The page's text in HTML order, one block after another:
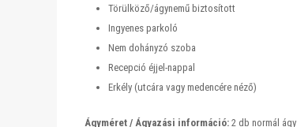
Törülköző/ágynemű biztosított
Ingyenes parkoló
Nem dohányzó szoba
Recepció éjjel-nappal
Erkély (utcára vagy medencére néző)
Ágyméret / Ágyazási információ: 2 db normál ágy